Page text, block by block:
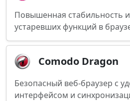
Повышенная стабильность
устаревших функций в
Comodo Dragon
Безопасный веб-браузер с
интерфейсом и